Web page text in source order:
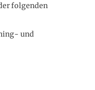
folgenden
und